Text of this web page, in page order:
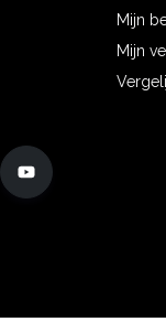
Mijn
Mijn